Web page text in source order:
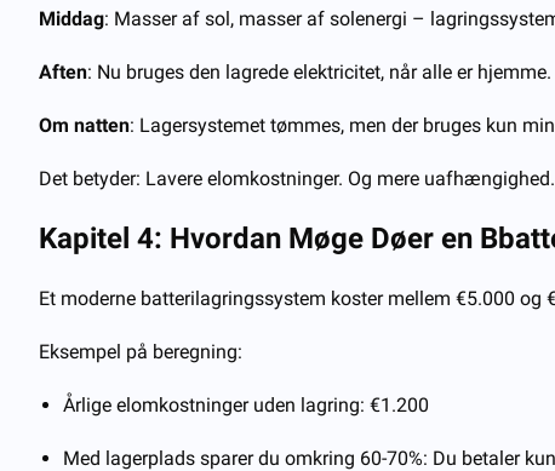
Middag: Masser af sol, masser af solenergi –
Aften: Nu bruges den lagrede elektricitet, når alle er hjemme.
Om natten: Lagersystemet tømmes, men der bruges kun
Det betyder: Lavere elomkostninger. Og mere uafhængighed.
Kapitel 4: Hvordan Møge Døer en B
Et moderne batterilagringssystem koster mellem €5.000
Eksempel på beregning:
Årlige elomkostninger uden lagring: €1.200
Med lagerplads sparer du omkring 60-70%: Du betaler